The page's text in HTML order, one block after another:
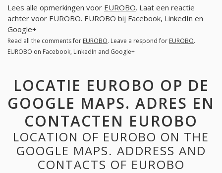
Lees alle opmerkingen voor EUROBO. Laat een reactie
achter voor EUROBO. EUROBO bij Facebook, LinkedIn en
Google+
Read all the comments for EUROBO. Leave a respond for EUROBO.
EUROBO on Facebook, LinkedIn and Google+
LOCATIE EUROBO OP DE
GOOGLE MAPS. ADRES EN
CONTACTEN EUROBO
LOCATION OF EUROBO ON THE
GOOGLE MAPS. ADDRESS AND
CONTACTS OF EUROBO